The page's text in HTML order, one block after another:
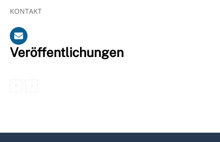
KONTAKT
Veröffentlichungen